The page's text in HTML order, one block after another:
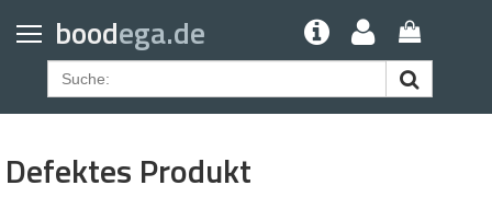
boodega.de
Geldbörsen
Gürtel
Apple Watch Armbänder
Defektes Produkt